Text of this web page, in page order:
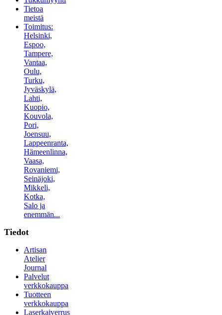
Tietoa
meistä
Toimitus:
Helsinki,
Espoo,
Tampere,
Vantaa,
Oulu,
Turku,
Jyväskylä,
Lahti,
Kuopio,
Kouvola,
Pori,
Joensuu,
Lappeenranta,
Hämeenlinna,
Vaasa,
Rovaniemi,
Seinäjoki,
Mikkeli,
Kotka,
Salo ja
enemmän...
Tiedot
Artisan
Atelier
Journal
Palvelut
verkkokauppa
Tuotteen
verkkokauppa
Laserkaiverrus